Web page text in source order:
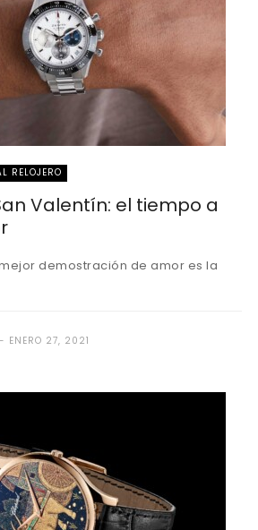
RELOJERO
Valentín: el tiempo a
demostración de amor es la
ENERO 27, 2021